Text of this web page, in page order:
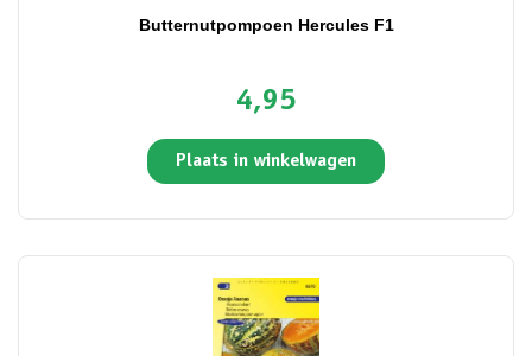
Butternutpompoen Hercules F1
4,95
Plaats in winkelwagen